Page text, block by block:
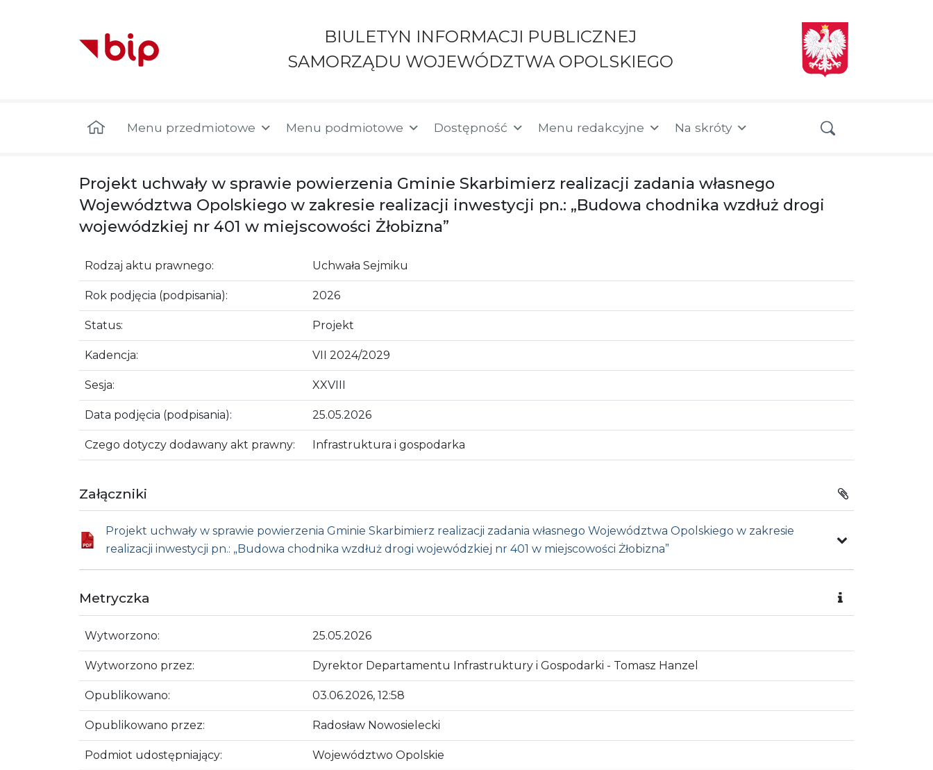
BIULETYN INFORMACJI PUBLICZNEJ
SAMORZĄDU WOJEWÓDZTWA OPOLSKIEGO
Menu przedmiotowe Menu podmiotowe Dostępność Menu redakcyjne Na skróty
Projekt uchwały w sprawie powierzenia Gminie Skarbimierz realizacji zadania własnego
Województwa Opolskiego w zakresie realizacji inwestycji pn.: „Budowa chodnika wzdłuż drogi
wojewódzkiej nr 401 w miejscowości Żłobizna”
Rodzaj aktu prawnego: Uchwała Sejmiku
Rok podjęcia (podpisania): 2026
Status: Projekt
Kadencja: VII 2024/2029
Sesja: XXVIII
Data podjęcia (podpisania): 25.05.2026
Czego dotyczy dodawany akt prawny: Infrastruktura i gospodarka
Załączniki
Projekt uchwały w sprawie powierzenia Gminie Skarbimierz realizacji zadania własnego Województwa Opolskiego w zakresie
realizacji inwestycji pn.: „Budowa chodnika wzdłuż drogi wojewódzkiej nr 401 w miejscowości Żłobizna”
Metryczka
Wytworzono: 25.05.2026
Wytworzono przez: Dyrektor Departamentu Infrastruktury i Gospodarki - Tomasz Hanzel
Opublikowano: 03.06.2026, 12:58
Opublikowano przez: Radosław Nowosielecki
Podmiot udostępniający: Województwo Opolskie